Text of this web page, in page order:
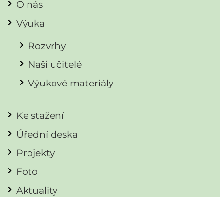
O nás
Výuka
Rozvrhy
Naši učitelé
Výukové materiály
Ke stažení
Úřední deska
Projekty
Foto
Aktuality